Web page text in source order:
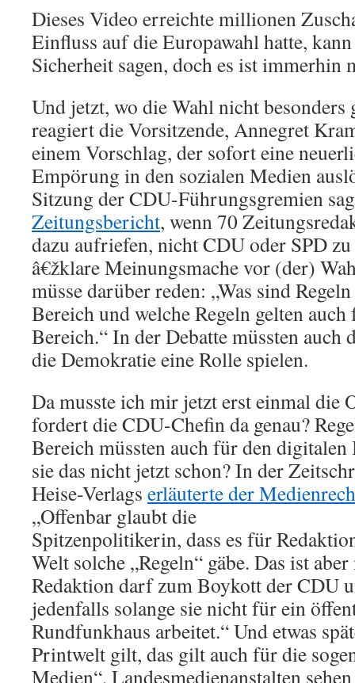
Dieses Video erreichte millionen
Einfluss auf die Europawahl hatte,
Sicherheit sagen, doch es ist immerhin
Und jetzt, wo die Wahl nicht
reagiert die Vorsitzende, Annegret
einem Vorschlag, der sofort eine
Empörung in den sozialen Medien
Sitzung der CDU-Führungsgremien
Zeitungsbericht, wenn 70
dazu aufriefen, nicht CDU oder SPD
â€žklare Meinungsmache vor (der)
müsse darüber reden: „Was sind
Bereich und welche Regeln gelten
Bereich.“ In der Debatte müssten
die Demokratie eine Rolle spielen.
Da musste ich mir jetzt erst einmal die
fordert die CDU-Chefin da genau?
Bereich müssten auch für den digitalen
sie das nicht jetzt schon? In der
Heise-Verlags erläuterte der
„Offenbar glaubt die
Spitzenpolitikerin, dass es für
Welt solche „Regeln“ gäbe. Das ist
Redaktion darf zum Boykott der CDU
jedenfalls solange sie nicht für ein
Rundfunkhaus arbeitet.“ Und etwas
Printwelt gilt, das gilt auch für die
Medien“. Landesmedienanstalten